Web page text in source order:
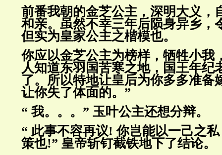
前番我朝的金芝公主，深明大义，
和亲。虽然不幸三年后陨身异乡，
但实为皇家公主之楷模也。
你应以金芝公主为榜样，牺牲小我
人知道东羽国苦寒之地，国王年纪
了。所以特地让皇后为你多多准备
让你失了体面的。”
“ 我。。。” 玉叶公主还想分辩。
“ 此事不容再议! 你岂能以一己之
策也!” 皇帝斩钉截铁地下了结论。